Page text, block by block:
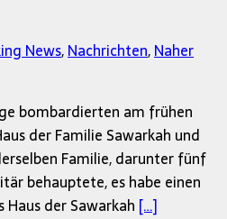
News,Nachrichten,Naher
bombardierten am frühen
der Familie Sawarkah und
Familie, darunter fünf
behauptete, es habe einen
Haus der Sawarkah […]